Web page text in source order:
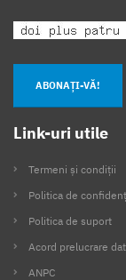
ABONAȚI-VĂ!
Link-uri utile
Termeni și condiții
Politica de
Politica de suport
Acord prelucrare
ANPC